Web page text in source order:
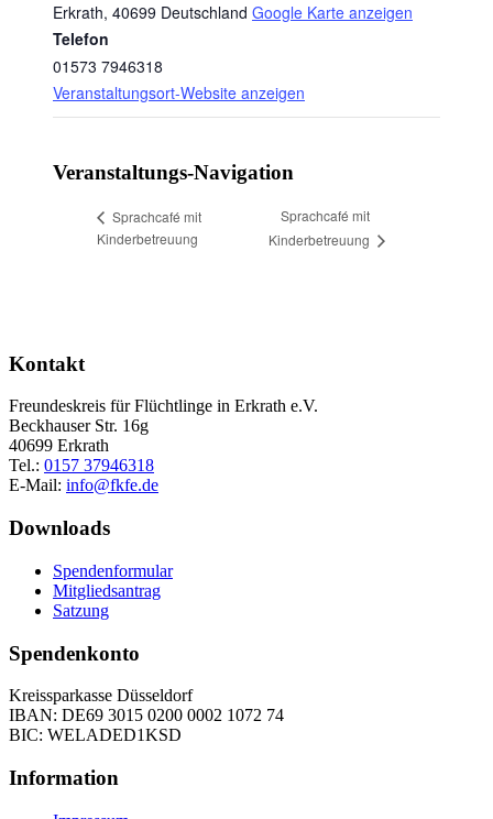
Erkrath, 40699 Deutschland Google Karte anzeigen
Telefon
01573 7946318
Veranstaltungsort-Website anzeigen
Veranstaltungs-Navigation
Sprachcafé mit
Kinderbetreuung
Sprachcafé mit
Kinderbetreuung
Kontakt
Freundeskreis für Flüchtlinge in Erkrath e.V.
Beckhauser Str. 16g
40699 Erkrath
Tel.: 0157 37946318
E-Mail: info@fkfe.de
Downloads
Spendenformular
Mitgliedsantrag
Satzung
Spendenkonto
Kreissparkasse Düsseldorf
IBAN: DE69 3015 0200 0002 1072 74
BIC: WELADED1KSD
Information